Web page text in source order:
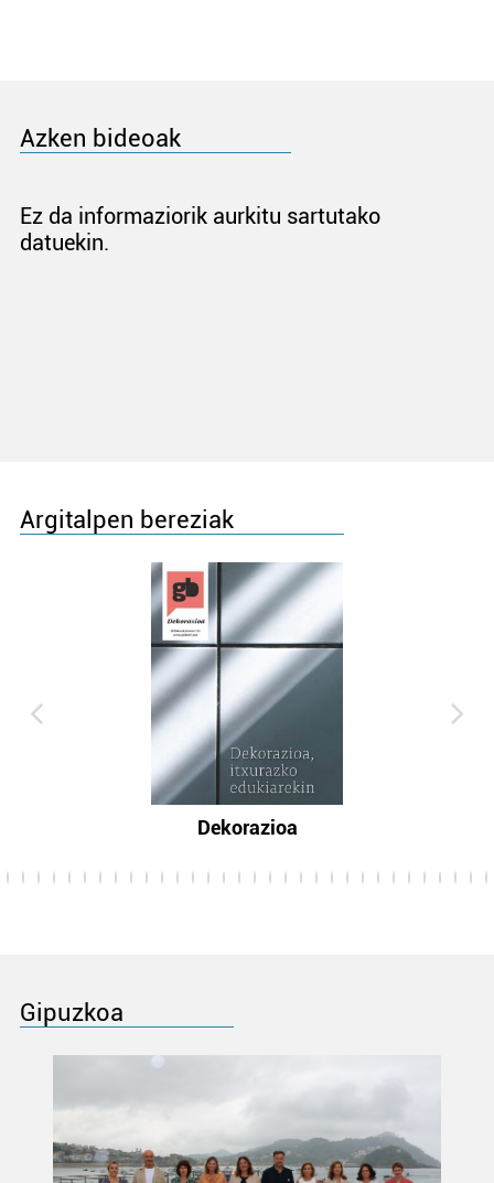
Azken bideoak
Ez da informaziorik aurkitu sartutako
datuekin.
Argitalpen bereziak
Dekorazioa
Gipuzkoa